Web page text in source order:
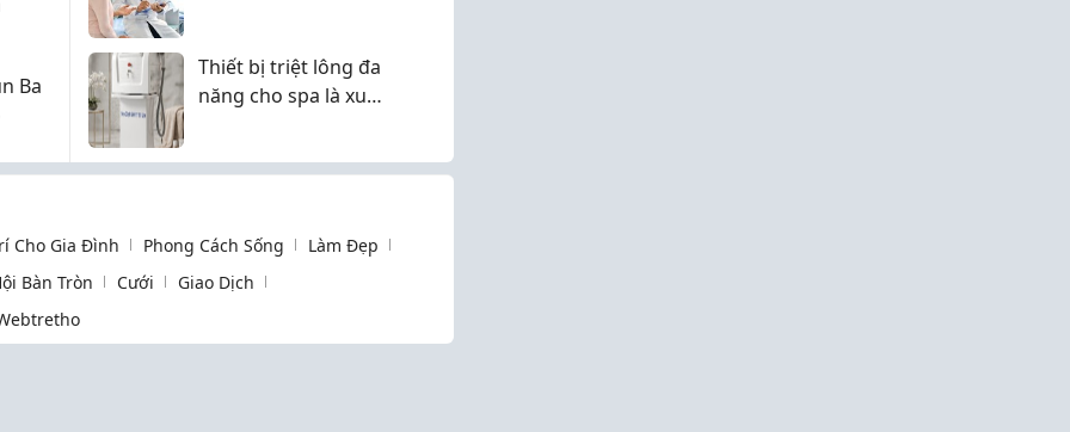
Ba
Thiết bị triệt lông đa
năng cho spa là xu
Cho Gia Đình Phong Cách Sống
Làm Đẹp
Bàn Tròn Cưới
Giao Dịch